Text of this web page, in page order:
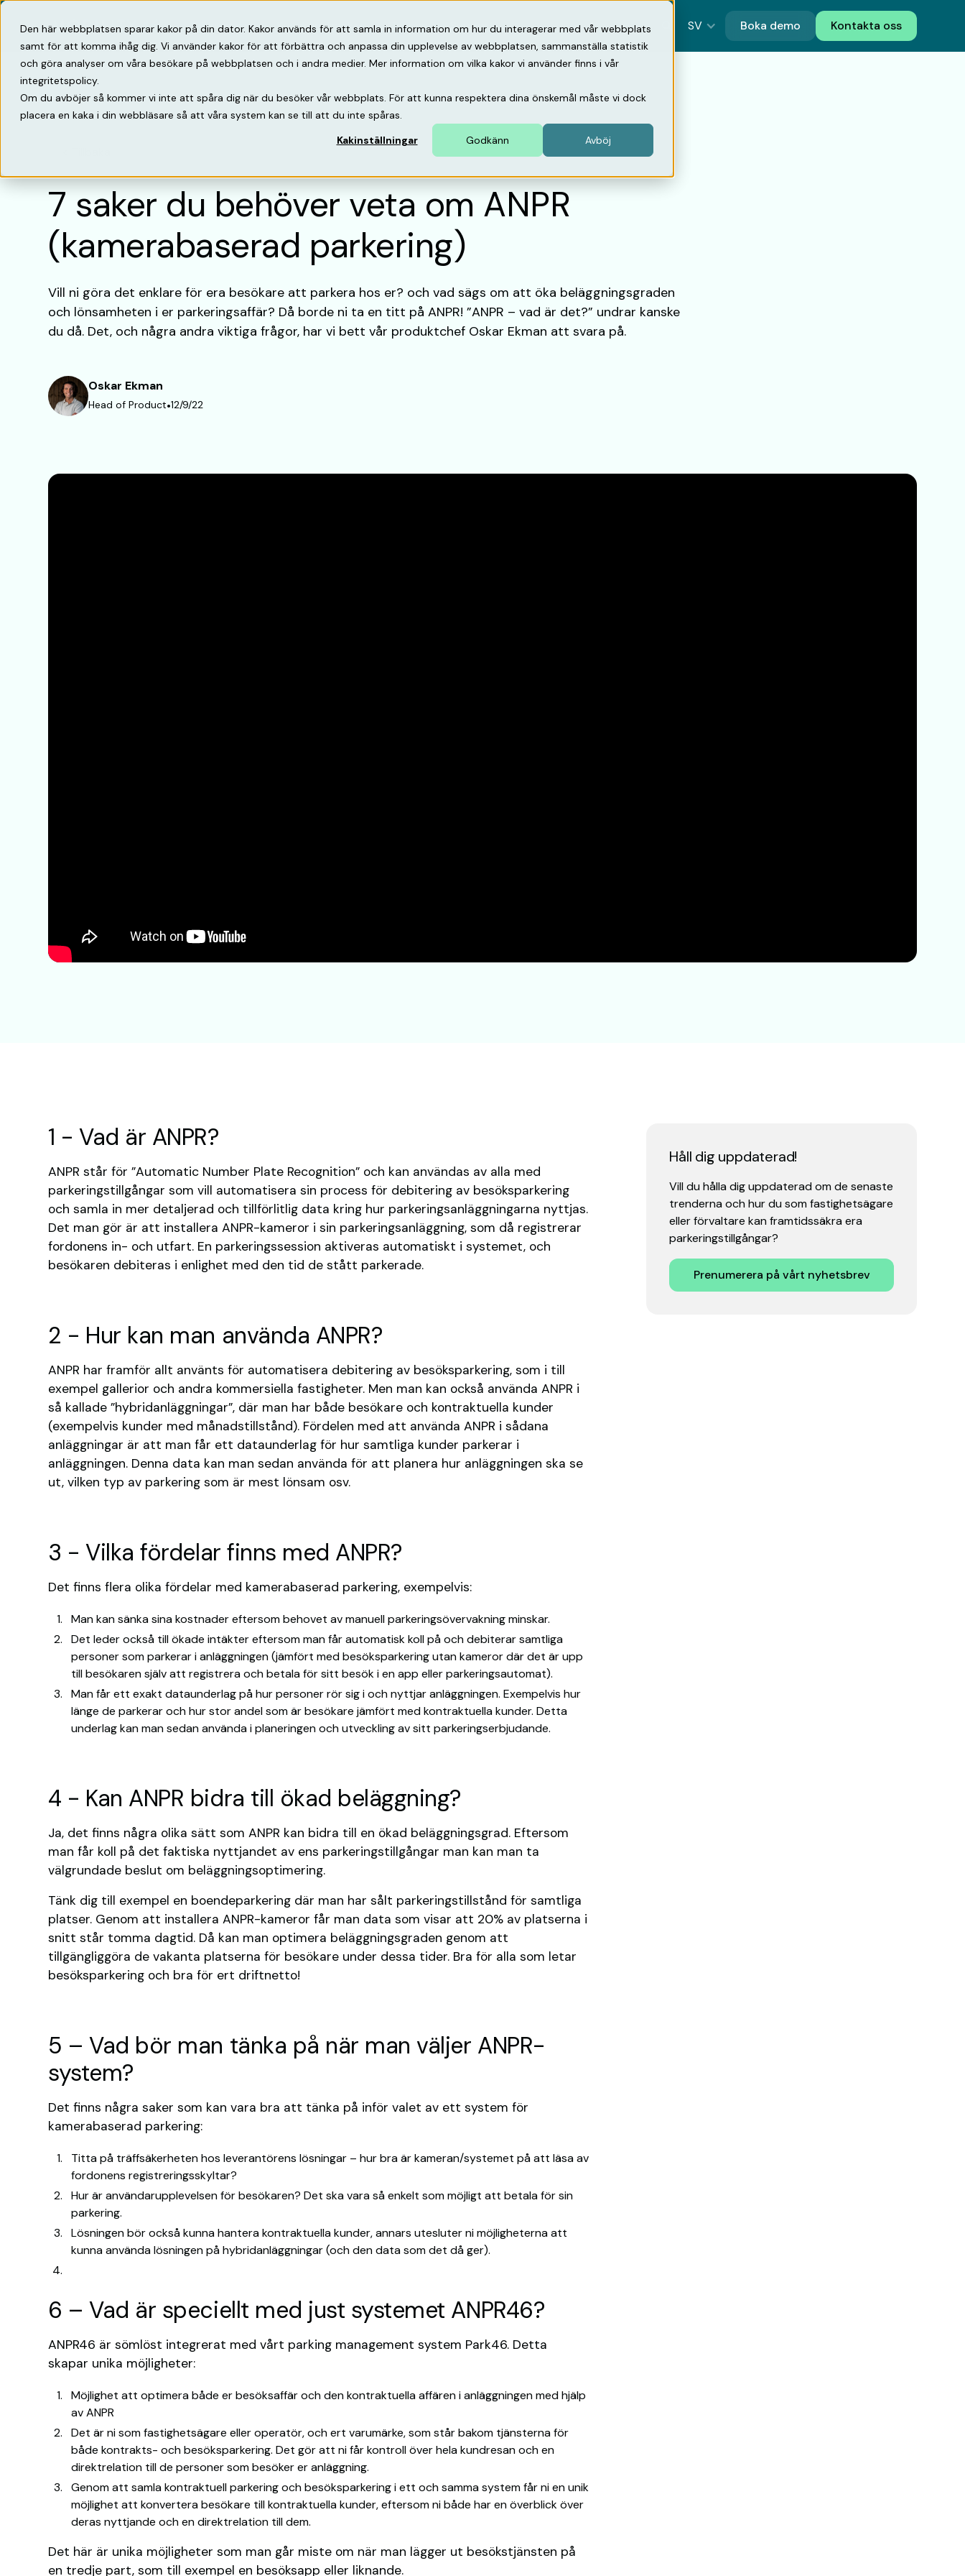
Den här webbplatsen sparar kakor på din dator. Kakor används för att samla in information om hur du interagerar med vår webbplats
samt för att komma ihåg dig. Vi använder kakor för att förbättra och anpassa din upplevelse av webbplatsen, sammanställa statistik
och göra analyser om våra besökare på webbplatsen och i andra medier. Mer information om vilka kakor vi använder finns i vår
integritetspolicy.
Om du avböjer så kommer vi inte att spåra dig när du besöker vår webbplats. För att kunna respektera dina önskemål måste vi dock
placera en kaka i din webbläsare så att våra system kan se till att du inte spåras.
Kakinställningar
Godkänn Avböj
Lösningar Kunskapsbank Om oss Support SV Boka demo Kontakta oss
7 saker du behöver veta om ANPR
(kamerabaserad parkering)
Vill ni göra det enklare för era besökare att parkera hos er? och vad sägs om att öka beläggningsgraden
och lönsamheten i er parkeringsaffär? Då borde ni ta en titt på ANPR! ”ANPR – vad är det?” undrar kanske
du då. Det, och några andra viktiga frågor, har vi bett vår produktchef Oskar Ekman att svara på.
Oskar Ekman
Head of Product•12/9/22
1 - Vad är ANPR?
ANPR står för ”Automatic Number Plate Recognition” och kan användas av alla med
parkeringstillgångar som vill automatisera sin process för debitering av besöksparkering
och samla in mer detaljerad och tillförlitlig data kring hur parkeringsanläggningarna nyttjas.
Det man gör är att installera ANPR-kameror i sin parkeringsanläggning, som då registrerar
fordonens in- och utfart. En parkeringssession aktiveras automatiskt i systemet, och
besökaren debiteras i enlighet med den tid de stått parkerade.
2 - Hur kan man använda ANPR?
ANPR har framför allt använts för automatisera debitering av besöksparkering, som i till
exempel gallerior och andra kommersiella fastigheter. Men man kan också använda ANPR i
så kallade ”hybridanläggningar”, där man har både besökare och kontraktuella kunder
(exempelvis kunder med månadstillstånd). Fördelen med att använda ANPR i sådana
anläggningar är att man får ett dataunderlag för hur samtliga kunder parkerar i
anläggningen. Denna data kan man sedan använda för att planera hur anläggningen ska se
ut, vilken typ av parkering som är mest lönsam osv.
3 - Vilka fördelar finns med ANPR?
Det finns flera olika fördelar med kamerabaserad parkering, exempelvis:
Man kan sänka sina kostnader eftersom behovet av manuell parkeringsövervakning minskar.
Det leder också till ökade intäkter eftersom man får automatisk koll på och debiterar samtliga
personer som parkerar i anläggningen (jämfört med besöksparkering utan kameror där det är upp
till besökaren själv att registrera och betala för sitt besök i en app eller parkeringsautomat).
Man får ett exakt dataunderlag på hur personer rör sig i och nyttjar anläggningen. Exempelvis hur
länge de parkerar och hur stor andel som är besökare jämfört med kontraktuella kunder. Detta
underlag kan man sedan använda i planeringen och utveckling av sitt parkeringserbjudande.
4 - Kan ANPR bidra till ökad beläggning?
Ja, det finns några olika sätt som ANPR kan bidra till en ökad beläggningsgrad. Eftersom
man får koll på det faktiska nyttjandet av ens parkeringstillgångar man kan man ta
välgrundade beslut om beläggningsoptimering.
Tänk dig till exempel en boendeparkering där man har sålt parkeringstillstånd för samtliga
platser. Genom att installera ANPR-kameror får man data som visar att 20% av platserna i
snitt står tomma dagtid. Då kan man optimera beläggningsgraden genom att
tillgängliggöra de vakanta platserna för besökare under dessa tider. Bra för alla som letar
besöksparkering och bra för ert driftnetto!
5 – Vad bör man tänka på när man väljer ANPR-
system?
Det finns några saker som kan vara bra att tänka på inför valet av ett system för
kamerabaserad parkering:
Titta på träffsäkerheten hos leverantörens lösningar – hur bra är kameran/systemet på att läsa av
fordonens registreringsskyltar?
Hur är användarupplevelsen för besökaren? Det ska vara så enkelt som möjligt att betala för sin
parkering.
Lösningen bör också kunna hantera kontraktuella kunder, annars utesluter ni möjligheterna att
kunna använda lösningen på hybridanläggningar (och den data som det då ger).
6 – Vad är speciellt med just systemet ANPR46?
ANPR46 är sömlöst integrerat med vårt parking management system Park46. Detta
skapar unika möjligheter:
Möjlighet att optimera både er besöksaffär och den kontraktuella affären i anläggningen med hjälp
av ANPR
Det är ni som fastighetsägare eller operatör, och ert varumärke, som står bakom tjänsterna för
både kontrakts- och besöksparkering. Det gör att ni får kontroll över hela kundresan och en
direktrelation till de personer som besöker er anläggning.
Genom att samla kontraktuell parkering och besöksparkering i ett och samma system får ni en unik
möjlighet att konvertera besökare till kontraktuella kunder, eftersom ni både har en överblick över
deras nyttjande och en direktrelation till dem.
Det här är unika möjligheter som man går miste om när man lägger ut besökstjänsten på
en tredje part, som till exempel en besöksapp eller liknande.
Håll dig uppdaterad!
Vill du hålla dig uppdaterad om de senaste
trenderna och hur du som fastighetsägare
eller förvaltare kan framtidssäkra era
parkeringstillgångar?
Prenumerera på vårt nyhetsbrev